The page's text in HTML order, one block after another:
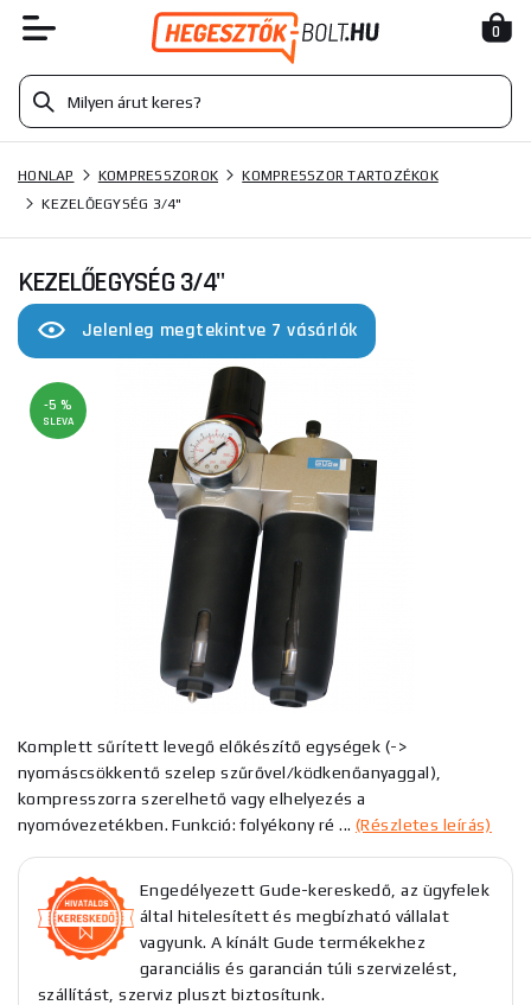
0
HONLAP KOMPRESSZOROK
KOMPRESSZOR TARTOZÉKOK
KEZELŐEGYSÉG 3/4"
KEZELŐEGYSÉG 3/4"
Jelenleg megtekintve 7 vásárlók
-5 %
SLEVA
Komplett sűrített levegő előkészítő egységek (->
nyomáscsökkentő szelep szűrővel/ködkenőanyaggal),
kompresszorra szerelhető vagy elhelyezés a
nyomóvezetékben. Funkció: folyékony ré ... (Részletes leírás)
Engedélyezett Gude-kereskedő, az ügyfelek
által hitelesített és megbízható vállalat
vagyunk. A kínált Gude termékekhez
garanciális és garancián túli szervizelést,
szállítást, szerviz pluszt biztosítunk.